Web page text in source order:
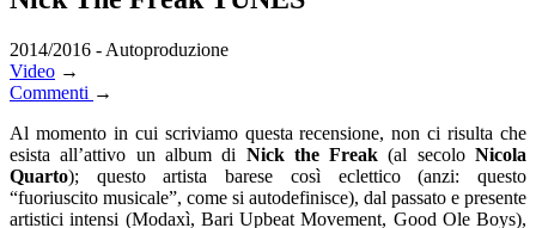
2014/2016 - Autoproduzione
Video →
Commenti →
Al momento in cui scriviamo questa recensione, non ci risulta che
esista all’attivo un album di Nick the Freak(al secoloNicola
Quarto); questo artista barese così eclettico (anzi: questo
“fuoriuscito musicale”, come si autodefinisce), dal passato e presente
artistici intensi (Modaxì, Bari Upbeat Movement, Good Ole Boys),